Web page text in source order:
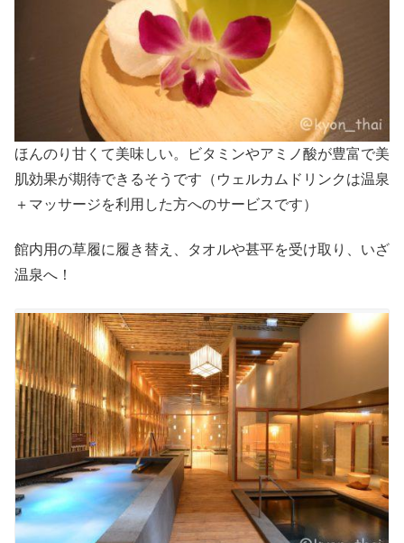
ほんのり甘くて美味しい。ビタミンやアミノ酸が豊富で美
肌効果が期待できるそうです（ウェルカムドリンクは温泉
＋マッサージを利用した方へのサービスです）
館内用の草履に履き替え、タオルや甚平を受け取り、いざ
温泉へ！